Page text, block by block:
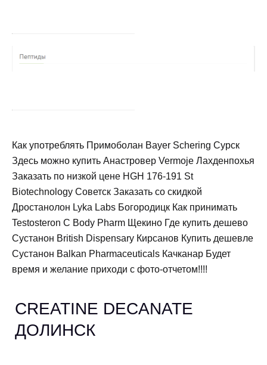
Как употреблять Примоболан Bayer Schering Сурск
Здесь можно купить Анастровер Vermoje Лахденпохья
Заказать по низкой цене HGH 176-191 St
Biotechnology Советск Заказать со скидкой
Дростанолон Lyka Labs Богородицк Как принимать
Testosteron C Body Pharm Щекино Где купить дешево
Сустанон British Dispensary Кирсанов Купить дешевле
Сустанон Balkan Pharmaceuticals Качканар Будет
время и желание приходи с фото-отчетом!!!!
CREATINE DECANATE
ДОЛИНСК